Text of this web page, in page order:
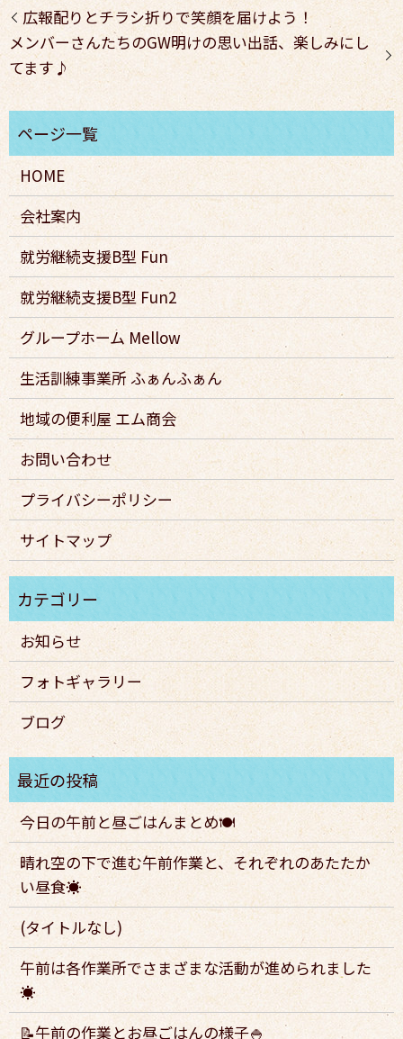
広報配りとチラシ折りで笑顔を届けよう！
メンバーさんたちのGW明けの思い出話、楽しみにし
てます♪
HOME
会社案内
就労継続支援B型 Fun
就労継続支援B型 Fun2
グループホーム Mellow
生活訓練事業所 ふぁんふぁん
地域の便利屋 エム商会
お問い合わせ
プライバシーポリシー
サイトマップ
お知らせ
フォトギャラリー
ブログ
今日の午前と昼ごはんまとめ🍽️
晴れ空の下で進む午前作業と、それぞれのあたたか
い昼食☀️
(タイトルなし)
午前は各作業所でさまざまな活動が進められました
☀️
📝午前の作業とお昼ごはんの様子🍚